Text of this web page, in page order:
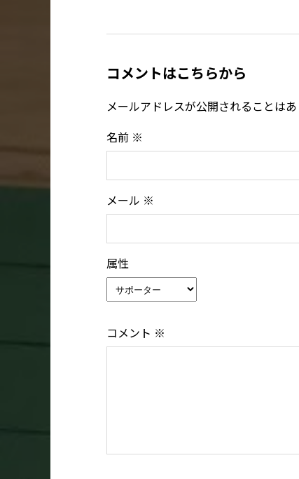
コメントはこちらから
メールアドレスが公開されることはあ
名前 ※
メール ※
属性
コメント ※